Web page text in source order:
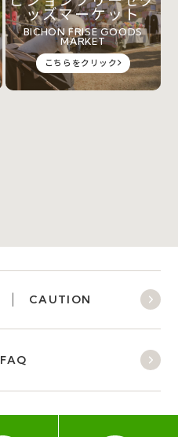
ッズマーケット
BICHON FRISE GOODS
MARKET
こちらをクリック
CAUTION
FAQ